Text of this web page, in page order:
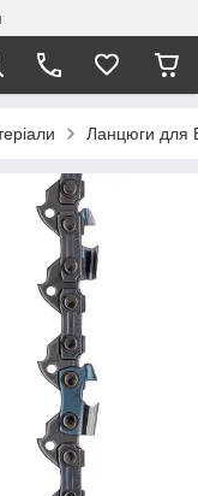
Ланцюги для